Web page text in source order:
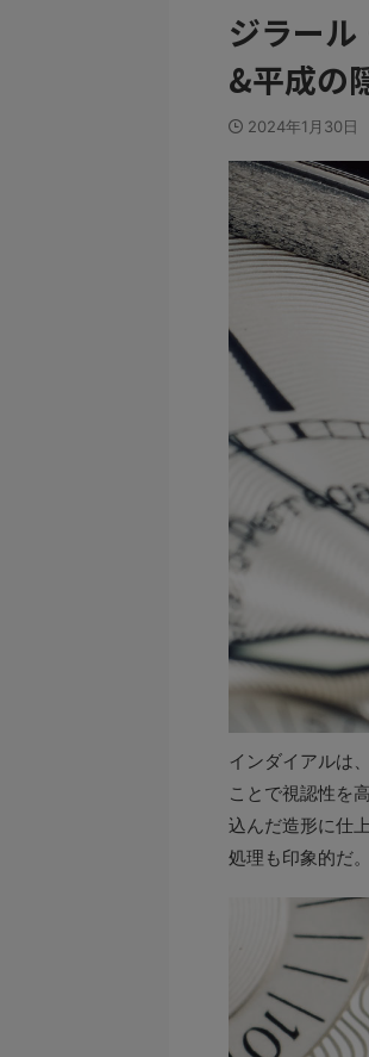
ジラー
&平成の
2024年1月30日
インダイアルは
ことで視認性を
込んだ造形に仕
処理も印象的だ。